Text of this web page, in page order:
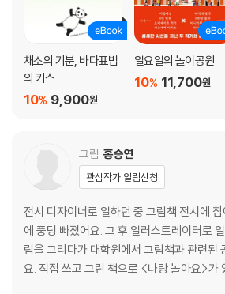
5 어느 날 마음속에 나무를 심었다
야옹이 | 나무가 떠난 뒤 | 마냥 슬프진 않다 |
뒤에도 여전히 반가움 | 반려동물과 헤어진 사
같이 살기로 했다 | 고양이 여행 리포트 | 소설
광합성 하기 | 가끔은 울기도 | 추석에 코커 스
채소의 기분, 바다표범
의 키스
9,900원
10%
일요일의 놀이공원
11,700원
10%
그림 홍승연
관심작가 알림신청
전시 디자이너로 일하던 중 그림책 전시에
에 풍덩 빠졌어요. 그 후 일러스트레이터로
림을 그리다가 대학원에서 그림책과 관련된
요. 직접 쓰고 그린 책으로 <나랑 놀아요>가